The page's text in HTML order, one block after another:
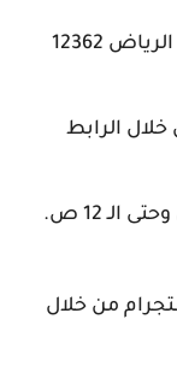
عنوان الكافيه: 7011، في المحمدية، الرياض 12362
الرابط
من خلال